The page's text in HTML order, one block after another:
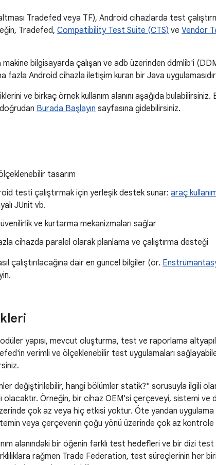
Tradefed veya TF), Android cihazlarda test
Tradefed, Compatibility Test Suite (CTS) ve Vendor
bilgisayarda çalışan ve adb üzerinden ddmlib'i
fazla Android cihazla iletişim kuran bir Java
ve birkaç örnek kullanım alanını aşağıda
Burada Başlayın sayfasına gidebilirsiniz.
tasarım
testi çalıştırmak için yerleşik destek sunar: araç
JUnit vb.
ve kurtarma mekanizmaları sağlar
cihazda paralel olarak planlama ve çalıştırma desteği
çalıştırılacağına dair en güncel bilgiler (ör.
yapısı, mevcut oluşturma, test ve raporlama
verimli ve ölçeklenebilir test uygulamaları
değiştirilebilir, hangi bölümler statik?" sorusuyla ilgili
olacaktır. Örneğin, bir cihaz OEM'si çerçeveyi, sistemi ve
çok az veya hiç etkisi yoktur. Öte yandan uygulama
veya çerçevenin çoğu yönü üzerinde çok az kontrole
alanındaki bir öğenin farklı test hedefleri ve bir dizi test
rağmen Trade Federation, test süreçlerinin her